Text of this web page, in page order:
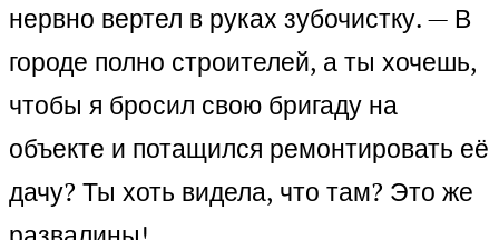
нервно вертел в руках зубочистку. — В
городе полно строителей, а ты хочешь,
чтобы я бросил свою бригаду на
объекте и потащился ремонтировать её
дачу? Ты хоть видела, что там? Это же